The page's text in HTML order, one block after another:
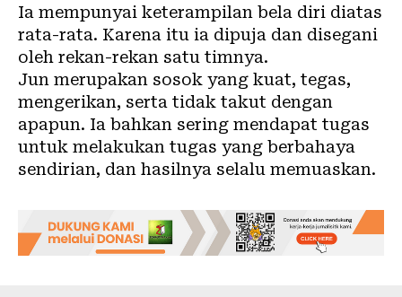
Ia mempunyai keterampilan bela diri diatas
rata-rata. Karena itu ia dipuja dan disegani
oleh rekan-rekan satu timnya.
Jun merupakan sosok yang kuat, tegas,
mengerikan, serta tidak takut dengan
apapun. Ia bahkan sering mendapat tugas
untuk melakukan tugas yang berbahaya
sendirian, dan hasilnya selalu memuaskan.